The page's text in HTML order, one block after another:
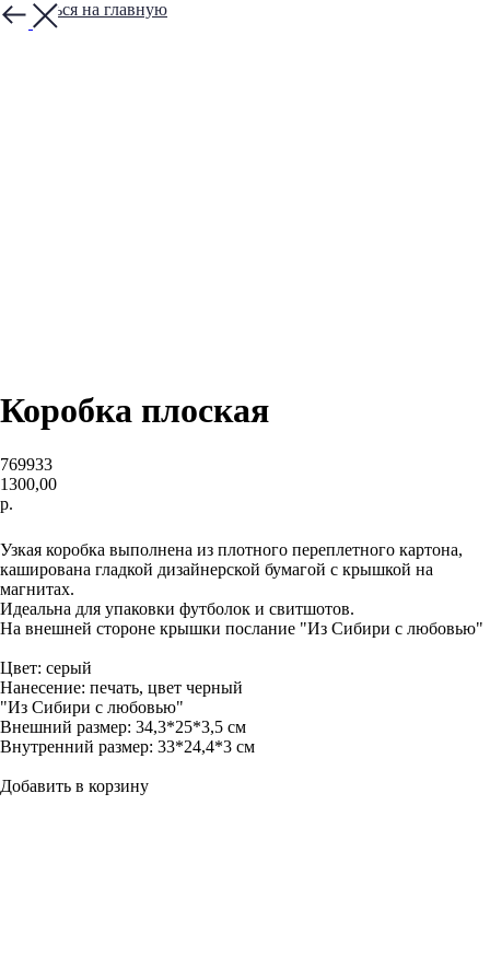
Вернуться на главную
Коробка плоская
769933
1300,00
р.
Узкая коробка выполнена из плотного переплетного картона,
каширована гладкой дизайнерской бумагой с крышкой на
магнитах.
Идеальна для упаковки футболок и свитшотов.
На внешней стороне крышки послание "Из Сибири с любовью"
Цвет: серый
Нанесение: печать, цвет черный
"Из Сибири с любовью"
Внешний размер: 34,3*25*3,5 см
Внутренний размер: 33*24,4*3 см
Добавить в корзину